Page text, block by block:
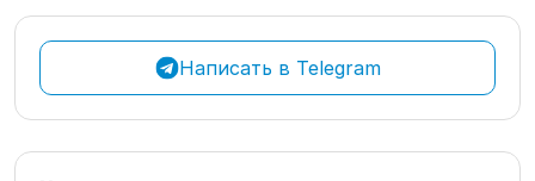
Написать в Telegram